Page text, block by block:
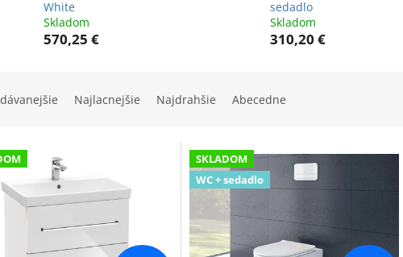
White
Skladom
570,25 €
sedadlo
Skladom
310,20 €
Najlacnejšie Najdrahšie Abecedne
SKLADOM
WC + sedadlo